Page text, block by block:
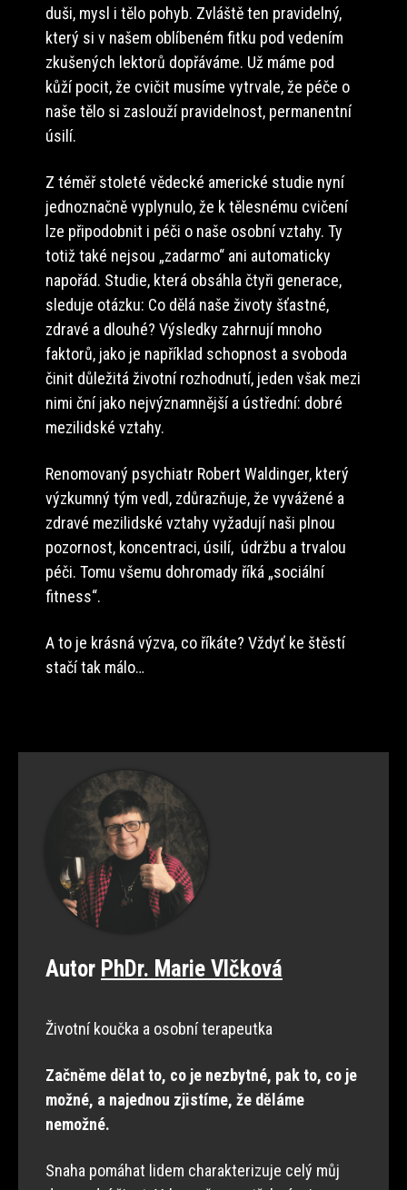
duši, mysl i tělo pohyb. Zvláště ten pravidelný,
který si v našem oblíbeném fitku pod vedením
zkušených lektorů dopřáváme. Už máme pod
kůží pocit, že cvičit musíme vytrvale, že péče o
naše tělo si zaslouží pravidelnost, permanentní
úsilí.
Z téměř stoleté vědecké americké studie nyní
jednoznačně vyplynulo, že k tělesnému cvičení
lze připodobnit i péči o naše osobní vztahy. Ty
totiž také nejsou „zadarmo“ ani automaticky
napořád. Studie, která obsáhla čtyři generace,
sleduje otázku: Co dělá naše životy šťastné,
zdravé a dlouhé? Výsledky zahrnují mnoho
faktorů, jako je například schopnost a svoboda
činit důležitá životní rozhodnutí, jeden však mezi
nimi ční jako nejvýznamnější a ústřední: dobré
mezilidské vztahy.
Renomovaný psychiatr Robert Waldinger, který
výzkumný tým vedl, zdůrazňuje, že vyvážené a
zdravé mezilidské vztahy vyžadují naši plnou
pozornost, koncentraci, úsilí, údržbu a trvalou
péči. Tomu všemu dohromady říká „sociální
fitness“.
A to je krásná výzva, co říkáte? Vždyť ke štěstí
stačí tak málo…
Autor PhDr. Marie Vlčková
Životní koučka a osobní terapeutka
Začněme dělat to, co je nezbytné, pak to, co je
možné, a najednou zjistíme, že děláme
nemožné.
Snaha pomáhat lidem charakterizuje celý můj